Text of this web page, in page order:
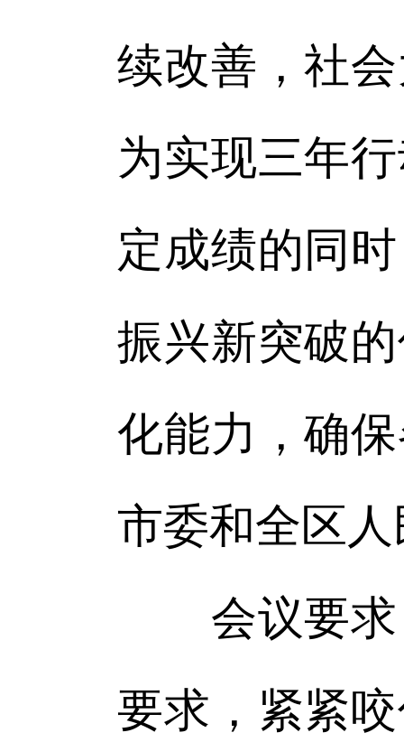
续改善，社
为实现三年
定成绩的同
振兴新突破
化能力，确
市委和全区
会议要求
要求，紧紧